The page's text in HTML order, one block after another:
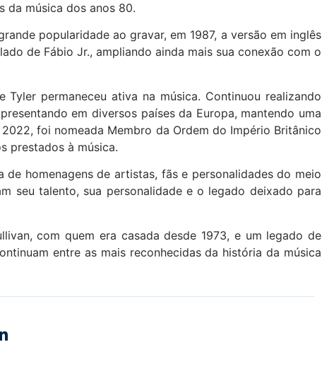
da música dos anos 80.
popularidade ao gravar, em 1987, a versão em inglês
de Fábio Jr., ampliando ainda mais sua conexão com o
Tyler permaneceu ativa na música. Continuou realizando
em diversos países da Europa, mantendo uma
foi nomeada Membro da Ordem do Império Britânico
prestados à música.
homenagens de artistas, fãs e personalidades do meio
seu talento, sua personalidade e o legado deixado para
com quem era casada desde 1973, e um legado de
entre as mais reconhecidas da história da música